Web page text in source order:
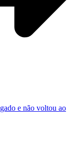
e não voltou ao